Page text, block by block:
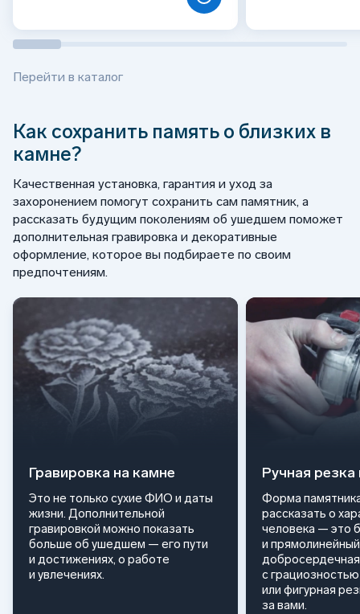
Перейти в каталог
Как сохранить память о близких в
камне?
Качественная установка, гарантия и уход за
захоронением помогут сохранить сам памятник, а
рассказать будущим поколениям об ушедшем поможет
дополнительная гравировка и декоративные
оформление, которое вы подбираете по своим
предпочтениям.
Гравировка на камне
Это не только сухие ФИО и даты
жизни. Дополнительной
гравировкой можно показать
больше об ушедшем — его пути
и достижениях, о работе
и увлечениях.
Ручная
Форма
рассказать о
человека — это
и
с
или фигурная
за вами.